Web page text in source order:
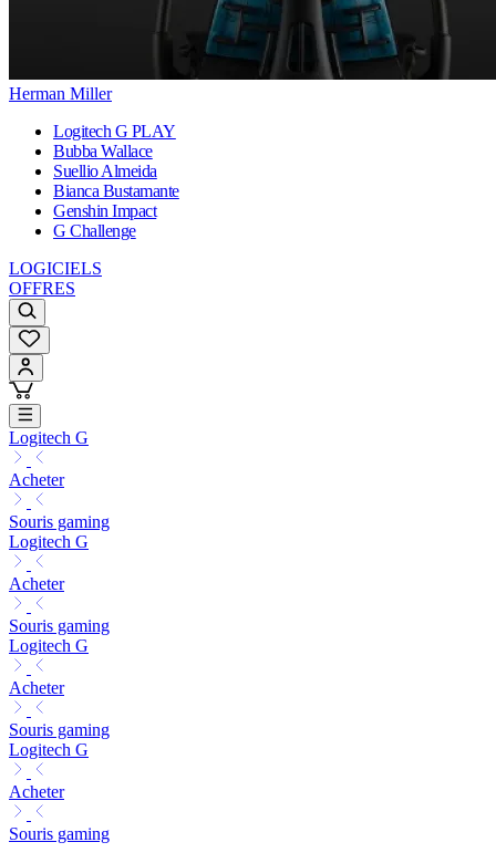
Herman Miller
Logitech G PLAY
Bubba Wallace
Suellio Almeida
Bianca Bustamante
Genshin Impact
G Challenge
LOGICIELS
OFFRES
Logitech G
Acheter
Souris gaming
Logitech G
Acheter
Souris gaming
Logitech G
Acheter
Souris gaming
Logitech G
Acheter
Souris gaming